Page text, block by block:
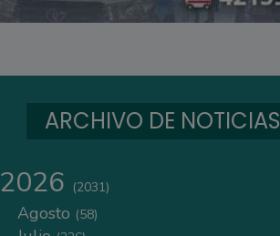
ARCHIVO DE NOTICIAS
2026 (2031)
Agosto (58)